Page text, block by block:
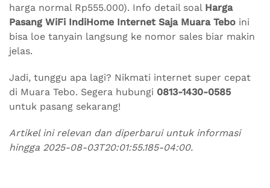
harga normal Rp555.000). Info detail soal Harga
Pasang WiFi IndiHome Internet Saja Muara Tebo ini
bisa loe tanyain langsung ke nomor sales biar makin
jelas.
Jadi, tunggu apa lagi? Nikmati internet super cepat
di Muara Tebo. Segera hubungi 0813-1430-0585
untuk pasang sekarang!
Artikel ini relevan dan diperbarui untuk informasi
hingga 2025-08-03T20:01:55.185-04:00.